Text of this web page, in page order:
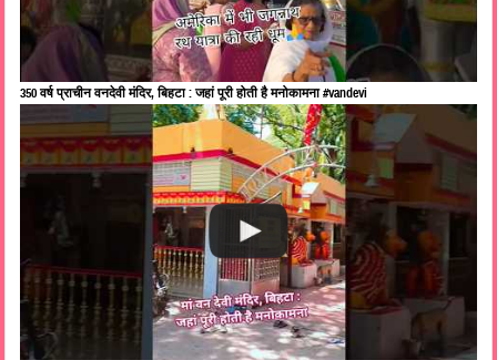
350 वर्ष प्राचीन वनदेवी मंदिर, बिहटा : जहां पूरी होती है मनोकामना #vandevi